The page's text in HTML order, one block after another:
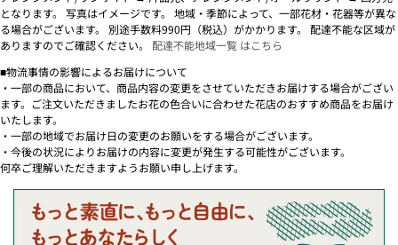
となります。 写真はイメージです。 地域・季節によって、一部花材・花器等が異な
る場合がございます。 別途手数料990円（税込）がかかります。 配達不能な区域が
ありますのでご確認ください。 配達不能地域一覧 はこちら
■物流事情の影響によるお届けについて
・一部の商品において、商品内容の変更をさせていただきお届けする場合がござい
ます。ご注文いただきましたお花の色合いに合わせた花店のおすすめ商品をお届け
いたします。
・一部の地域でお届け日の変更のお願いをする場合がございます。
・今後の状況によりお届けの内容に変更が発生する可能性がございます。
何卒ご理解いただきますようお願い申し上げます。